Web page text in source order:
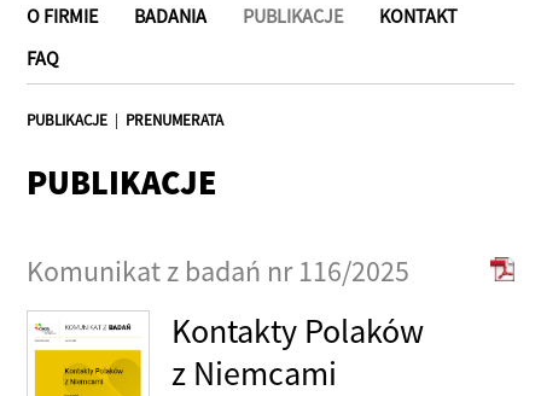
O FIRMIE BADANIA PUBLIKACJE
KONTAKT
FAQ
PUBLIKACJE | PRENUMERATA
PUBLIKACJE
Komunikat z badań nr 116/2025
Kontakty Polaków
z Niemcami